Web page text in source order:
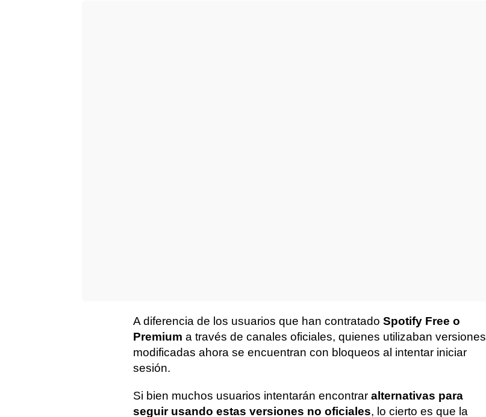
A diferencia de los usuarios que han contratado Spotify Free o
Premium a través de canales oficiales, quienes utilizaban versiones
modificadas ahora se encuentran con bloqueos al intentar iniciar
sesión.
Si bien muchos usuarios intentarán encontrar alternativas para
seguir usando estas versiones no oficiales, lo cierto es que la